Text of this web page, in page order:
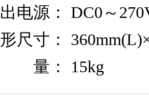
源： DC0～
寸：
： 15kg